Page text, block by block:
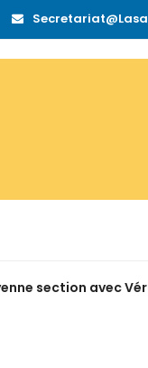
section avec